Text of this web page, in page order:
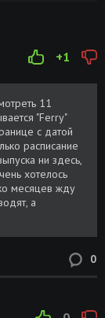
+1
11
"Ferry"
с датой
расписание
ни здесь,
хотелось
месяцев жду
а
0